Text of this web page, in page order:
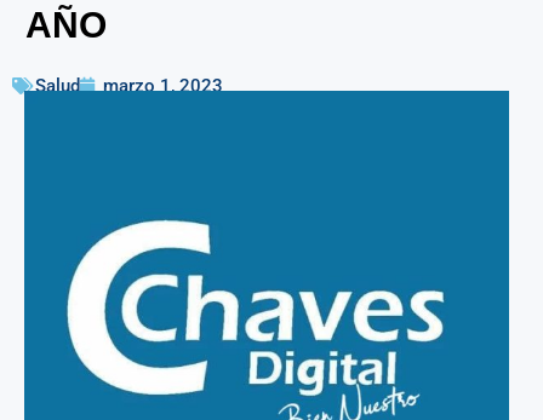
AÑO
Salud marzo 1, 2023